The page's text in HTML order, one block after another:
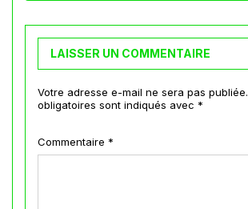
LAISSER UN COMMENTAIRE
Votre adresse e-mail ne sera pas publiée.
obligatoires sont indiqués avec *
Commentaire *